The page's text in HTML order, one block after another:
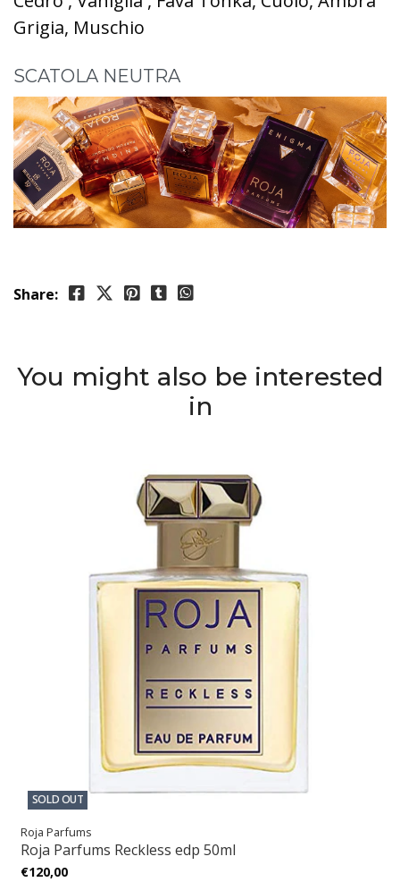
Grigia, Muschio
SCATOLA NEUTRA
Share:
You might also be interested
in
SOLD OUT
Roja Parfums
Roja Parfums Reckless edp 50ml
€120,00